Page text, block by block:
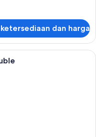
dan harga
Standar, 1 Tempat Tidur